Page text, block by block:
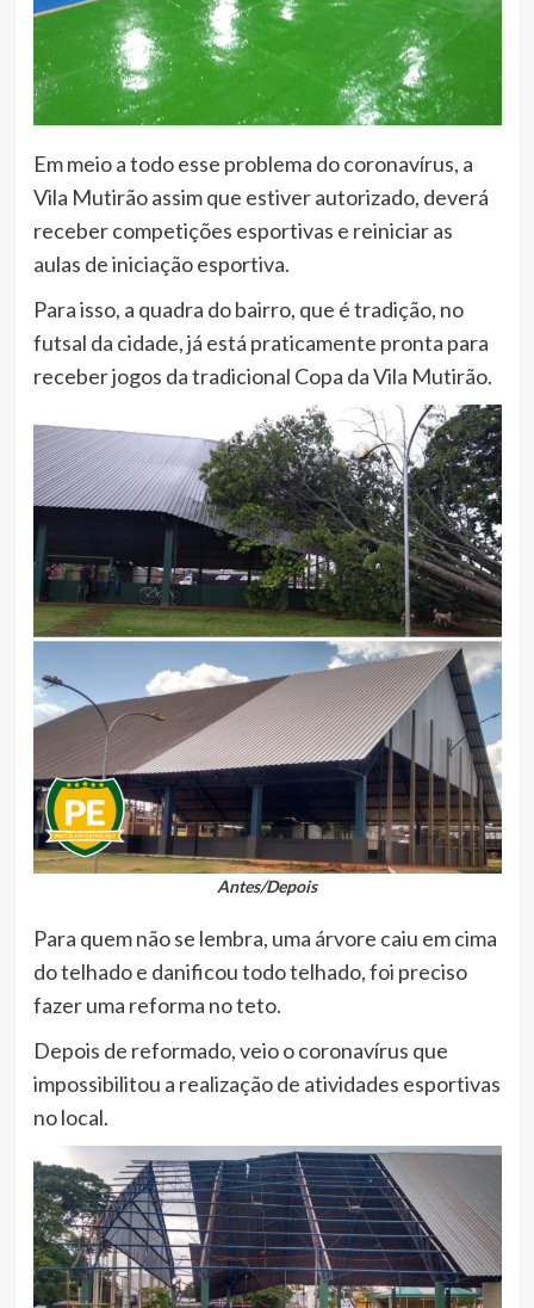
Em meio a todo esse problema do coronavírus, a
Vila Mutirão assim que estiver autorizado, deverá
receber competições esportivas e reiniciar as
aulas de iniciação esportiva.
Para isso, a quadra do bairro, que é tradição, no
futsal da cidade, já está praticamente pronta para
receber jogos da tradicional Copa da Vila Mutirão.
Antes/Depois
Para quem não se lembra, uma árvore caiu em cima
do telhado e danificou todo telhado, foi preciso
fazer uma reforma no teto.
Depois de reformado, veio o coronavírus que
impossibilitou a realização de atividades esportivas
no local.